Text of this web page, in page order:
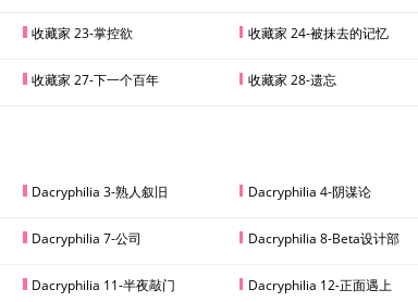
收藏家 23-掌控欲 收藏家 24-被抹去的记忆
收藏家 27-下一个百年 收藏家 28-遗忘
Dacryphilia 3-熟人叙旧 Dacryphilia 4-阴谋论
Dacryphilia 7-公司 Dacryphilia 8-Beta设计部
Dacryphilia 11-半夜敲门 Dacryphilia 12-正面遇上